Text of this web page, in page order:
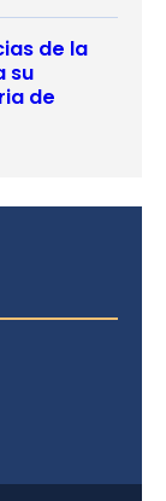
de la
su
de